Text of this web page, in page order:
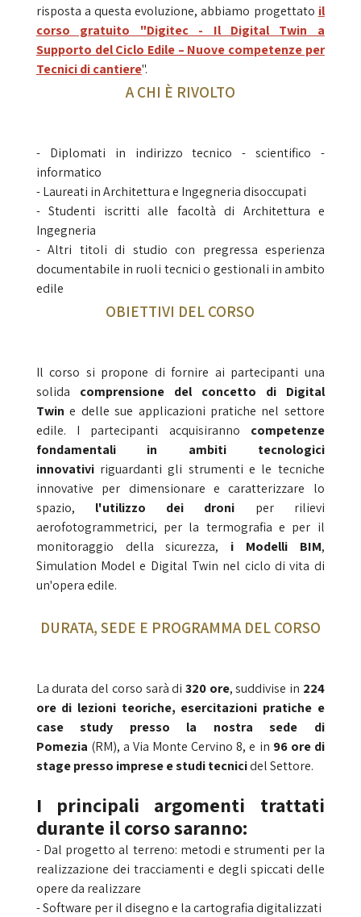
risposta a questa evoluzione, abbiamo progettato il
corso gratuito "Digitec - Il Digital Twin a
Supporto del Ciclo Edile – Nuove competenze per
Tecnici di cantiere".
A CHI È RIVOLTO
- Diplomati in indirizzo tecnico - scientifico -
informatico
- Laureati in Architettura e Ingegneria disoccupati
- Studenti iscritti alle facoltà di Architettura e
Ingegneria
- Altri titoli di studio con pregressa esperienza
documentabile in ruoli tecnici o gestionali in ambito
edile
OBIETTIVI DEL CORSO
Il corso si propone di fornire ai partecipanti una
solida comprensione del concetto di
Digital
Twin e delle sue applicazioni pratiche nel settore
edile. I partecipanti acquisiranno competenze
fondamentali in ambiti
tecnologici
innovativi riguardanti gli strumenti e le tecniche
innovative per dimensionare e caratterizzare lo
spazio, l'utilizzo dei droni per rilievi
aerofotogrammetrici, per la termografia e per il
monitoraggio della sicurezza, i Modelli BIM,
Simulation Model e Digital Twin nel ciclo di vita di
un'opera edile.
DURATA, SEDE E PROGRAMMA DEL CORSO
La durata del corso sarà di 320 ore, suddivise in 224
ore di lezioni teoriche, esercitazioni pratiche e
case study presso la nostra sede di
Pomezia (RM), a Via Monte Cervino 8, e in 96 ore di
stage presso imprese e studi tecnicidel Settore.
I principali argomenti trattati
durante il corso saranno:
- Dal progetto al terreno: metodi e strumenti per la
realizzazione dei tracciamenti e degli spiccati delle
opere da realizzare
- Software per il disegno e la cartografia digitalizzati